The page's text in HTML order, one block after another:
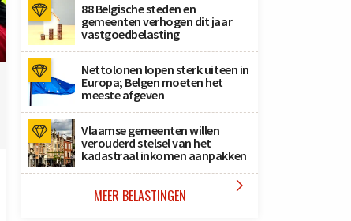
88 Belgische steden en
gemeenten verhogen dit jaar
vastgoedbelasting
Nettolonen lopen sterk uiteen in
Europa; Belgen moeten het
meeste afgeven
Vlaamse gemeenten willen
verouderd stelsel van het
kadastraal inkomen aanpakken
MEER BELASTINGEN 